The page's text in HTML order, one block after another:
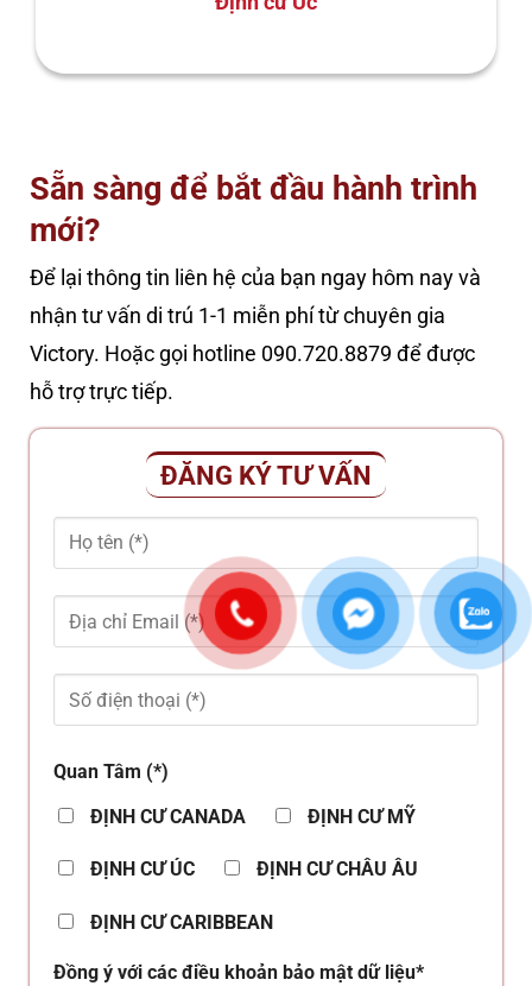
Sẵn sàng để bắt đầu hành trình
mới?
Để lại thông tin liên hệ của bạn ngay hôm nay và
nhận tư vấn di trú 1-1 miễn phí từ chuyên gia
Victory. Hoặc gọi hotline 090.720.8879 để được
hỗ trợ trực tiếp.
ĐĂNG KÝ TƯ VẤN
Quan Tâm (*)
ĐỊNH CƯ CANADA
ĐỊNH CƯ MỸ
ĐỊNH CƯ ÚC ĐỊNH CƯ CHÂU ÂU
ĐỊNH CƯ CARIBBEAN
Đồng ý với các điều khoản bảo mật dữ liệu*